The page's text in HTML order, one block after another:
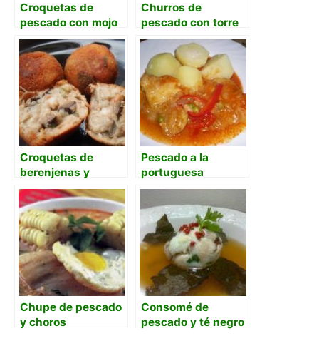
Croquetas de
pescado con mojo
de aguacate
Churros de
pescado con torre
de acelgas
Croquetas de
berenjenas y
gambas
Pescado a la
portuguesa
Chupe de pescado
y choros
Consomé de
pescado y té negro